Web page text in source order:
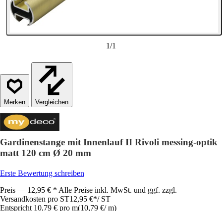
1/1
Vergleichen
Gardinenstange mit Innenlauf II Rivoli messing-optik
matt 120 cm Ø 20 mm
Erste Bewertung schreiben
Preis — 12,95 € * Alle Preise inkl. MwSt. und ggf. zzgl.
Versandkosten pro ST12,95 €*/ ST
Entspricht 10,79 € pro m(10,79 €/ m)